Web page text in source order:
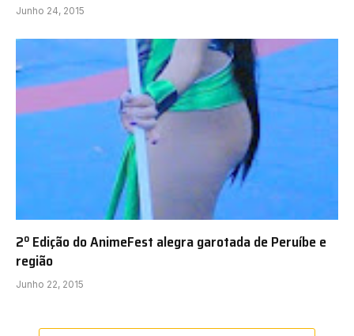
Junho 24, 2015
2º Edição do AnimeFest alegra garotada de Peruíbe e
região
Junho 22, 2015